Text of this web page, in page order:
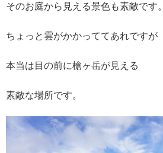
そのお庭から見える景色も素敵です。
ちょっと雲がかかっててあれですが
本当は目の前に槍ヶ岳が見える
素敵な場所です。